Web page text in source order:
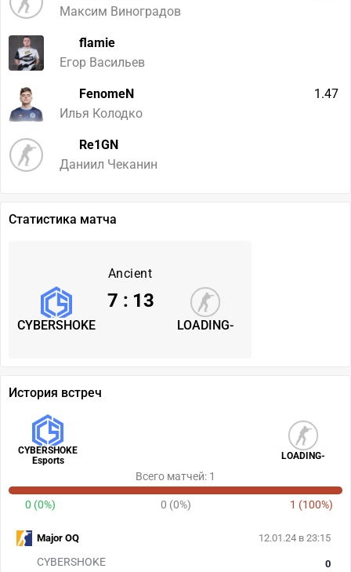
Максим Виноградов
flamie
Егор Васильев
FenomeN
Илья Колодко
1.47
Re1GN
Даниил Чеканин
Статистика матча
Ancient
CYBERSHOKE LOADING-
7 : 13
История встреч
CYBERSHOKE
Esports
LOADING-
Всего матчей: 1
0 (0%) 0 (0%) 1 (100%)
12.01.24 в 23:15
CYBERSHOKE
0
Major OQ